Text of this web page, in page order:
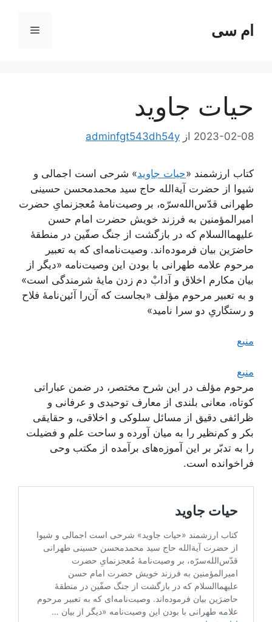
ام سی فهرست
حیات جاوید
2023-02-08 ازadminfgt543dh54y
کتاب ارزشمند «حیات جاوید» شرحی است اجمالی و
شیوا از حضرت آیة‌الله حاج سید محمدمحسن حسینی
طهرانی قدّس‌الله‌سرّه، بر وصیت‌نامۀ مُعجز‌نمایِ حضرت
امیرالمؤمنین به فرزند خویش حضرت امام حسن
علیهما‌السلام که در بازگشت از جنگ صفّین در منطقۀ
حاضرَین بیان فرموده‌اند. وصیت‌نامه‌ای که به تعبیر
مرحوم علامه طهرانی با بودن این وصیت‌نامه «دیگر از
بیان مکارم اخلاق و آدابْ دم زدن مایۀ شرمندگی است»
و به تعبیر مرحوم مؤلف «بجاست که آن‌را آئین‌نامۀ فلاح
و رستگاریِ دو سرا نامید»
مرحوم مؤلف در این شرح مختصر، در ضمن عباراتی
کوتاه، معانی بلندی از معارف توحیدی و عرفانی و
ظرائفی دقیق از مسائل سلوکی و اخلاقی، و حقایقی
بکر و کم‌نظیر را به میان آورده و ساحت علم و فضیلت
را به تدبّر بر این آموزه‌های برآمده از مکتب وحی
فراخوانده است.